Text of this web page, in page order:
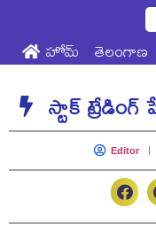
హోమ్ తెలంగాణ
స్టాక్ ట్రేడింగ్
Editor